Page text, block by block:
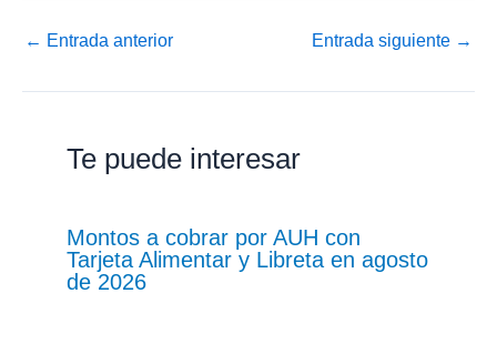
← Entrada anterior Entrada siguiente →
Te puede interesar
Montos a cobrar por AUH con
Tarjeta Alimentar y Libreta en agosto
de 2026